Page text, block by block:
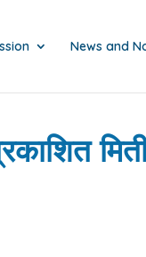
News and